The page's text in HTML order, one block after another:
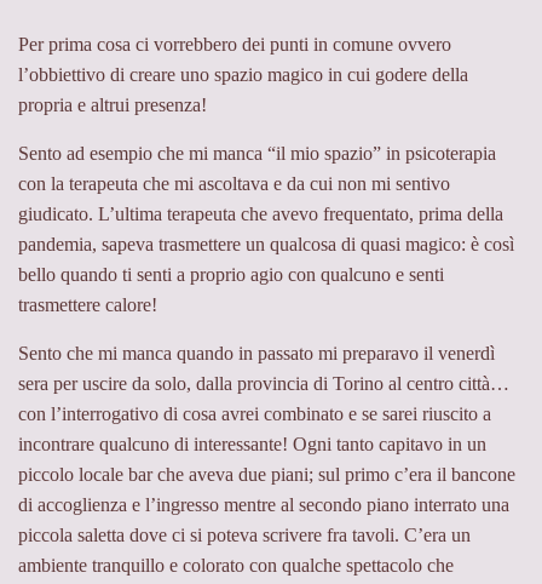
Per prima cosa ci vorrebbero dei punti in comune ovvero
l’obbiettivo di creare uno spazio magico in cui godere della
propria e altrui presenza!
Sento ad esempio che mi manca “il mio spazio” in psicoterapia
con la terapeuta che mi ascoltava e da cui non mi sentivo
giudicato. L’ultima terapeuta che avevo frequentato, prima della
pandemia, sapeva trasmettere un qualcosa di quasi magico: è così
bello quando ti senti a proprio agio con qualcuno e senti
trasmettere calore!
Sento che mi manca quando in passato mi preparavo il venerdì
sera per uscire da solo, dalla provincia di Torino al centro città…
con l’interrogativo di cosa avrei combinato e se sarei riuscito a
incontrare qualcuno di interessante! Ogni tanto capitavo in un
piccolo locale bar che aveva due piani; sul primo c’era il bancone
di accoglienza e l’ingresso mentre al secondo piano interrato una
piccola saletta dove ci si poteva scrivere fra tavoli. C’era un
ambiente tranquillo e colorato con qualche spettacolo che